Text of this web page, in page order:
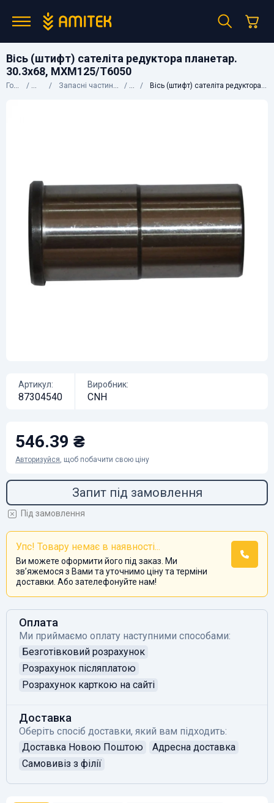
Вісь (штифт) сателіта редуктора планетар.
30.3x68, MXM125/T6050
Головна КаталогЗапасні частини до сільгосптехніки CNH Вісь (штифт) сателіта редуктора планетар. 30.3x68, MXM125/T6050
Артикул:
87304540
Виробник:
CNH
546.39 ₴
Авторизуйся, щоб побачити свою ціну
Запит під замовлення
Під замовлення
Упс! Товару немає в наявності...
Ви можете оформити його під заказ. Ми
звʼяжемося з Вами та уточнимо ціну та терміни
доставки. Або зателефонуйте нам!
Оплата
Ми приймаємо оплату наступними способами:
Безготівковий розрахунок
Розрахунок післяплатою
Розрахунок карткою на сайті
Доставка
Оберіть спосіб доставки, який вам підходить:
Доставка Новою Поштою
Адресна доставка
Самовивіз з філії